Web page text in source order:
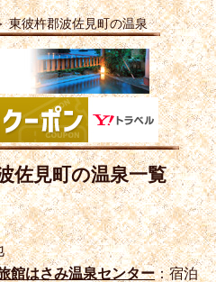
東彼杵郡波佐見町の温泉
佐見町の温泉一覧
はさみ温泉センター：宿泊